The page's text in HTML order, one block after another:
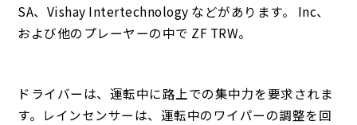
SA、Vishay Intertechnology などがあります。 Inc、
および他のプレーヤーの中で ZF TRW。
ドライバーは、運転中に路上での集中力を要求されま
す。 レインセンサーは、運転中のワイパーの調整を回